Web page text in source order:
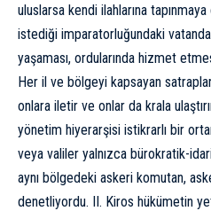
uluslarsa kendi ilahlarına
istediği imparatorluğundaki
yaşaması, ordularında hizmet
Her il ve bölgeyi kapsayan
onlara iletir ve onlar da krala
yönetim hiyerarşisi istikrarlı bir
veya valiler yalnızca bürokratik-
aynı bölgedeki askeri komutan,
denetliyordu. II. Kiros hükümetin